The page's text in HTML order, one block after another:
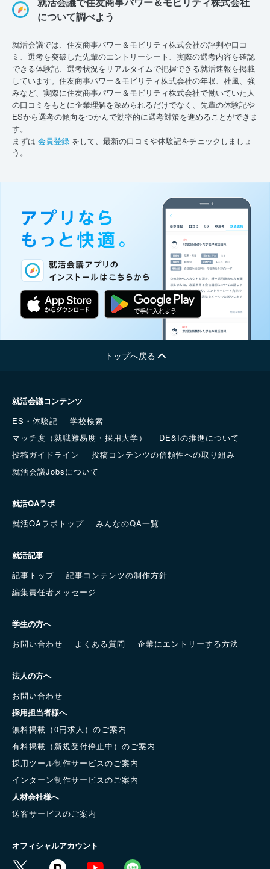
について調べよう
就活会議では、住友商事パワー＆モビリティ株式会社の評判や口コ
ミ、選考を突破した先輩のエントリーシート、実際の選考内容を確認
できる体験記、選考状況をリアルタイムで把握できる就活速報を掲載
しています。住友商事パワー＆モビリティ株式会社の年収、社風、強
みなど、実際に住友商事パワー＆モビリティ株式会社で働いていた人
の口コミをもとに企業理解を深められるだけでなく、先輩の体験記や
ESから選考の傾向をつかんで効率的に選考対策を進めることができま
す。
まずは 会員登録 をして、最新の口コミや体験記をチェックしましょ
う。
トップへ戻る
就活会議コンテンツ
ES・体験記
学校検索
マッチ度（就職難易度・採用大学）
DE&Iの推進について
投稿ガイドライン
投稿コンテンツの信頼性への取り組み
就活会議Jobsについて
就活QAラボ
就活QAラボトップ
みんなのQA一覧
就活記事
記事トップ
記事コンテンツの制作方針
編集責任者メッセージ
学生の方へ
お問い合わせ
よくある質問 企業にエントリーする方法
法人の方へ
お問い合わせ
採用担当者様へ
無料掲載（0円求人）のご案内
有料掲載（新規受付停止中）のご案内
採用ツール制作サービスのご案内
インターン制作サービスのご案内
人材会社様へ
送客サービスのご案内
オフィシャルアカウント